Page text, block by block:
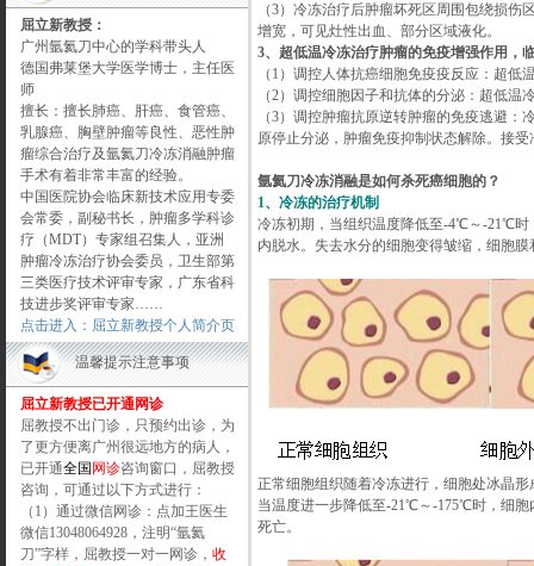
屈立新教授：
广州氩氦刀中心的学科带头人
德国弗莱堡大学医学博士，主任医
师
擅长：擅长肺癌、肝癌、食管癌、
乳腺癌、胸壁肿瘤等良性、恶性肿
瘤综合治疗及氩氦刀冷冻消融肿瘤
手术有着非常丰富的经验。
中国医院协会临床新技术应用专委
会常委，副秘书长，肿瘤多学科诊
疗（MDT）专家组召集人，亚洲
肿瘤冷冻治疗协会委员，卫生部第
三类医疗技术评审专家，广东省科
技进步奖评审专家……
点击进入：屈立新教授个人简介页
温馨提示注意事项
屈立新教授已开通网诊
屈教授不出门诊，只预约出诊，为
了更方便离广州很远地方的病人，
已开通全国 网诊咨询窗口，屈教授
咨询，可通过以下方式进行：
（1）通过微信网诊：点加王医生
微信13048064928，注明“氩氦
刀”字样，屈教授一对一网诊， 收
（3）冷冻治疗后肿瘤坏死区周围包绕损
增宽，可见灶性出血、部分区域液化。
3、超低温冷冻治疗肿瘤的免疫增强作用，
（1）调控人体抗癌细胞免疫疫反应：超
（2）调控细胞因子和抗体的分泌：超低
（3）调控肿瘤抗原逆转肿瘤的免疫逃避
原停止分泌，肿瘤免疫抑制状态解除。接
氩氦刀冷冻消融是如何杀死癌细胞的？
1、冷冻的治疗机制
冷冻初期，当组织温度降低至-4℃～-21℃时
内脱水。失去水分的细胞变得皱缩，细胞
正常细胞组织随着冷冻进行，细胞处冰晶
当温度进一步降低至-21℃～-175℃时，细
死亡。